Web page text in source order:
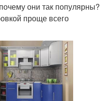
они так популярны?
проще всего